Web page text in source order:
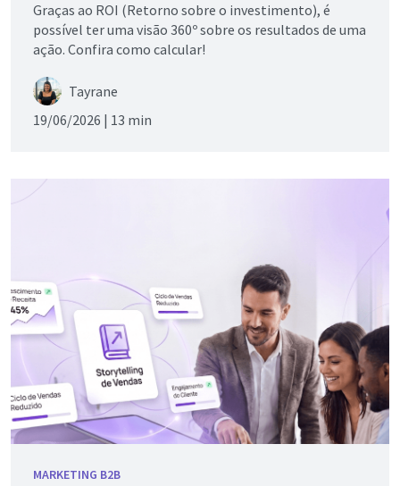
Graças ao ROI (Retorno sobre o investimento), é
possível ter uma visão 360º sobre os resultados de uma
ação. Confira como calcular!
Tayrane
19/06/2026 | 13 min
MARKETING B2B